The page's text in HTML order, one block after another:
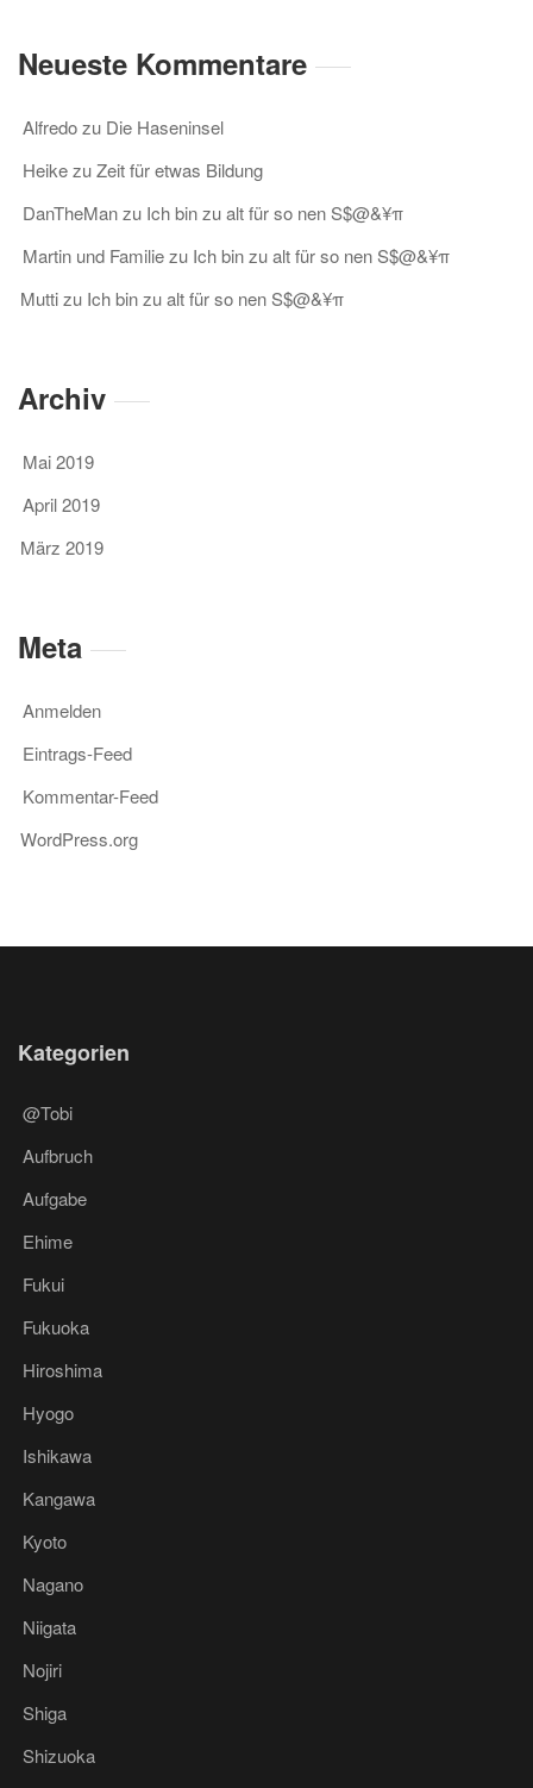
Neueste Kommentare
Alfredozu Die Haseninsel
HeikezuZeit für etwas Bildung
DanTheManzu Ich bin zu alt für so nen S$@&¥π
Martin und Familiezu Ich bin zu alt für so nen S$@&¥π
Muttizu Ich bin zu alt für so nen S$@&¥π
Archiv
Mai 2019
April 2019
März 2019
Meta
Anmelden
Eintrags-Feed
Kommentar-Feed
WordPress.org
Kategorien
@Tobi
Aufbruch
Aufgabe
Ehime
Fukui
Fukuoka
Hiroshima
Hyogo
Ishikawa
Kangawa
Kyoto
Nagano
Niigata
Nojiri
Shiga
Shizuoka